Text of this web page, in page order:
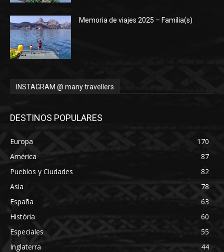
Memoria de viajes 2025 – Familia(s)
INSTAGRAM @ many travellers
DESTINOS POPULARES
Europa
170
América
87
Pueblos y Ciudades
82
Asia
78
España
63
História
60
Especiales
55
Inglaterra
44